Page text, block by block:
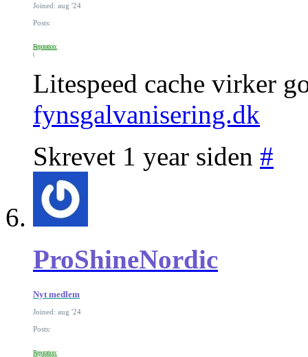
Joined: aug '24
Posts:
Reputation:
Litespeed cache virker
fynsgalvanisering.dk
Skrevet 1 year siden #
ProShineNordic
Nyt medlem
Joined: aug '24
Posts:
Reputation: